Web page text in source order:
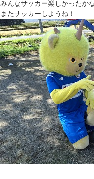
みんなサッカー楽しかったか
またサッカーしようね！